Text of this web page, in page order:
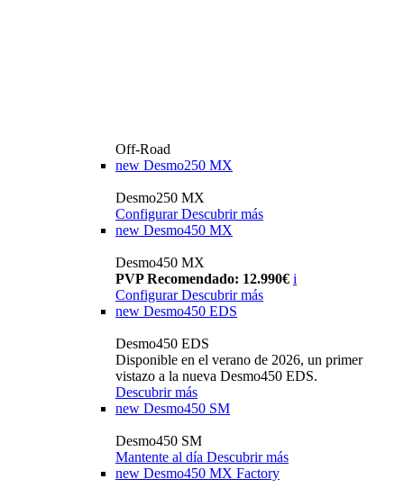
Off-Road
new Desmo250 MX
Desmo250 MX
Configurar Descubrir más
new Desmo450 MX
Desmo450 MX
PVP Recomendado: 12.990€ i
Configurar Descubrir más
new Desmo450 EDS
Desmo450 EDS
Disponible en el verano de 2026, un primer
vistazo a la nueva Desmo450 EDS.
Descubrir más
new Desmo450 SM
Desmo450 SM
Mantente al día Descubrir más
new Desmo450 MX Factory